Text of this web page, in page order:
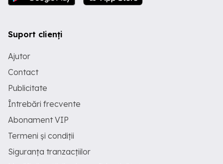
Suport clienți
Ajutor
Contact
Publicitate
Întrebări frecvente
Abonament VIP
Termeni și condiții
Siguranța tranzacțiilor